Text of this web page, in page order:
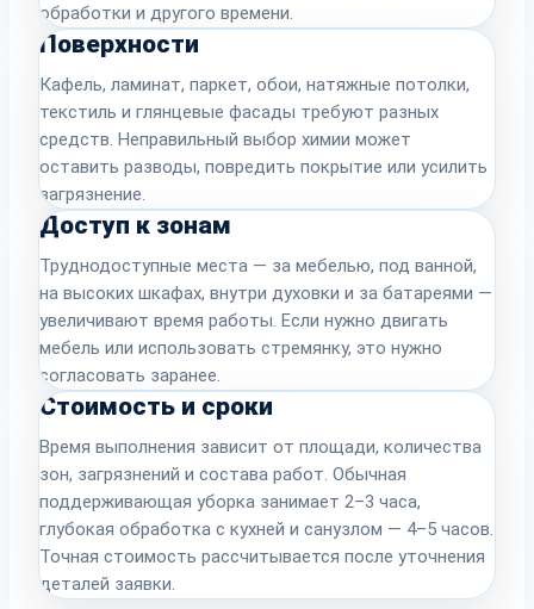
обработки и другого времени.
Поверхности
Кафель, ламинат, паркет, обои, натяжные потолки,
текстиль и глянцевые фасады требуют разных
средств. Неправильный выбор химии может
оставить разводы, повредить покрытие или усилить
загрязнение.
Доступ к зонам
Труднодоступные места — за мебелью, под ванной,
на высоких шкафах, внутри духовки и за батареями —
увеличивают время работы. Если нужно двигать
мебель или использовать стремянку, это нужно
согласовать заранее.
Стоимость и сроки
Время выполнения зависит от площади, количества
зон, загрязнений и состава работ. Обычная
поддерживающая уборка занимает 2–3 часа,
глубокая обработка с кухней и санузлом — 4–5 часов.
Точная стоимость рассчитывается после уточнения
деталей заявки.